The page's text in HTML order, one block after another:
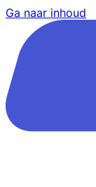
Ga naar inhoud